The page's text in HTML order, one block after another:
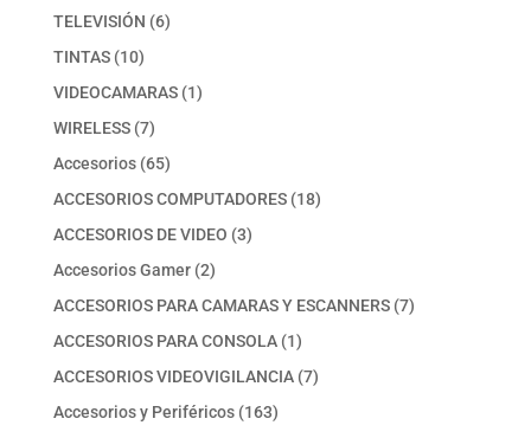
productos
TELEVISIÓN 66
TINTAS 1010
productos
VIDEOCAMARAS 11
WIRELESS 77
productos
Accesorios 6565
productos
ACCESORIOS COMPUTADORES 1818
ACCESORIOS DE VIDEO 33
Accesorios Gamer 22
productos
ACCESORIOS PARA CAMARAS Y ESCANNERS 77
ACCESORIOS PARA CONSOLA 11
producto
ACCESORIOS VIDEOVIGILANCIA 77
Accesorios y Periféricos 163163